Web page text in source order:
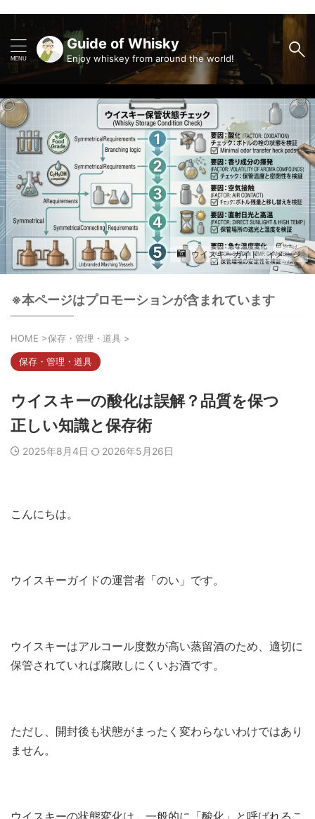
Guide of Whisky
Enjoy whiskey from around the world!
ウイスキーガイド イメージ
※本ページはプロモーションが含まれています
HOME >保存・管理・道具 >
保存・管理・道具
ウイスキーの酸化は誤解？品質を保つ
正しい知識と保存術
2025年8月4日 2026年5月26日
こんにちは。
ウイスキーガイドの運営者「のい」です。
ウイスキーはアルコール度数が高い蒸留酒のため、適切に
保管されていれば腐敗しにくいお酒です。
ただし、開封後も状態がまったく変わらないわけではあり
ません。